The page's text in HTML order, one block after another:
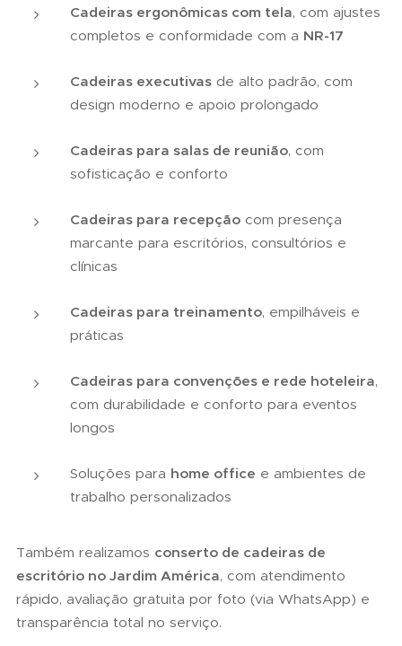
Cadeiras ergonômicas com tela, com ajustes
completos e conformidade com a NR-17
Cadeiras executivas de alto padrão, com
design moderno e apoio prolongado
Cadeiras para salas de reunião, com
sofisticação e conforto
Cadeiras para recepção com presença
marcante para escritórios, consultórios e
clínicas
Cadeiras para treinamento, empilháveis e
práticas
Cadeiras para convenções e rede hoteleira,
com durabilidade e conforto para eventos
longos
Soluções para home office e ambientes de
trabalho personalizados
Também realizamos conserto de cadeiras de
escritório no Jardim América, com atendimento
rápido, avaliação gratuita por foto (via WhatsApp) e
transparência total no serviço.